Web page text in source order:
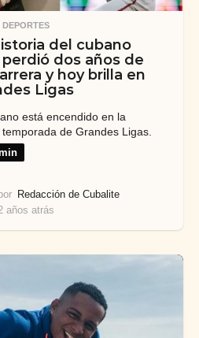
,DEPORTES
del cubano
dos años de
y hoy brilla en
Ligas
está encendido en la
de Grandes Ligas.
Redacción de Cubalite
años atrás
o
t